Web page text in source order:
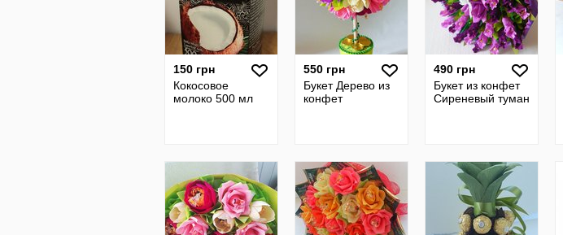
150 грн
Кокосовое
молоко 500 мл
550 грн
Букет Дерево из
конфет
490 грн
Букет из конфет
Сиреневый туман